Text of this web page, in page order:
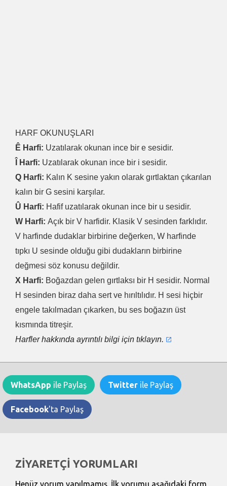
HARF OKUNUŞLARI
Ê Harfi: Uzatılarak okunan ince bir e sesidir.
Î Harfi: Uzatılarak okunan ince bir i sesidir.
Q Harfi: Kalın K sesine yakın olarak gırtlaktan çıkarılan
kalın bir G sesini karşılar.
Û Harfi: Hafif uzatılarak okunan ince bir u sesidir.
W Harfi: Açık bir V harfidir. Klasik V sesinden farklıdır.
V harfinde dudaklar birbirine değerken, W harfinde
tıpkı U sesinde olduğu gibi dudakların birbirine
değmesi söz konusu değildir.
X Harfi: Boğazdan gelen gırtlaksı bir H sesidir. Normal
H sesinden biraz daha sert ve hırıltılıdır. H sesi hiçbir
engele takılmadan çıkarken, bu ses boğazın üst
kısmında titreşir.
Harfler hakkında ayrıntılı bilgi için tıklayın.
WhatsApp ile Paylaş Twitter ile Paylaş
Facebook'ta Paylaş
ZİYARETÇİ YORUMLARI
Henüz yorum yapılmamış. İlk yorumu aşağıdaki form